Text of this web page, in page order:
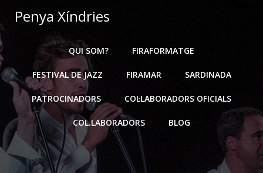
Penya Xíndries
QUI SOM? FIRAFORMATGE
FESTIVAL DE JAZZ FIRAMAR SARDINADA
PATROCINADORS COL·LABORADORS OFICIALS
COL.LABORADORS BLOG